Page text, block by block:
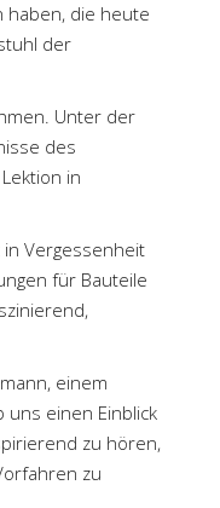
haben, die heute
der
Unter der
des
in
Vergessenheit
für Bauteile
einem
einen Einblick
zu hören,
zu